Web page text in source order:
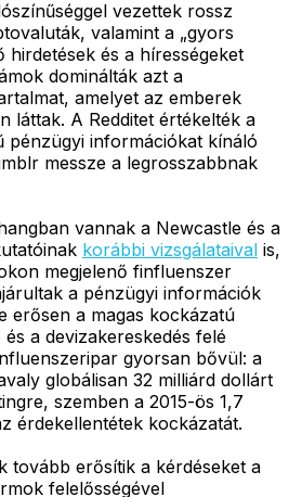
vezettek rossz
valamint a „gyors
hirdetések és a hírességeket
dominálták azt a
amelyet az emberek
láttak. A Redditet értékelték a
pénzügyi információkat kínáló
messze a legrosszabbnak
vannak a Newcastle és a
korábbi vizsgálataival is,
megjelenő finfluenszer
a pénzügyi információk
erősen a magas kockázatú
a devizakereskedés felé
gyorsan bővül: a
globálisan 32 milliárd dollárt
szemben a 2015-ös 1,7
érdekellentétek kockázatát.
tovább erősítik a kérdéseket a
felelősségével